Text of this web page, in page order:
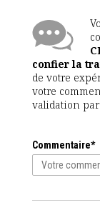
confier la
de votre
votre
validation
Commentaire*